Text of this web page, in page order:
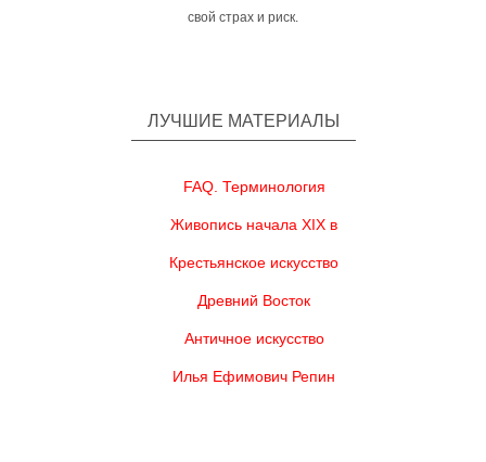
свой страх и риск.
ЛУЧШИЕ МАТЕРИАЛЫ
FAQ. Терминология
Живопись начала XIX в
Крестьянское искусство
Древний Восток
Античное искусство
Илья Ефимович Репин